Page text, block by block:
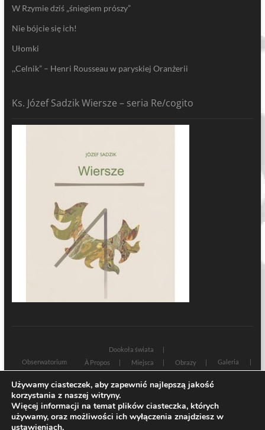
W Rzymie dziś „śniegiem prószy”
Nie bójcie się ich!
Ułomki
,,Celnik” – Henri Rousseau w paryskiej Oranżerii
Ks. Józef Sadzik Wiersze – seria Re/cogito
Dookoła świata
Obserwatorium
À Propos Miejsca Obrazy
Galeria
Sacrum profanum
Zamyślenia
Teksty
Rozmowy Świadectwa Na marginesie
| Designed by:Theme Freesia
Używamy ciasteczek, aby zapewnić najlepszą jakość
korzystania z naszej witryny.
Więcej informacji na temat plików ciasteczka, których
używamy, oraz możliwości ich wyłączenia znajdziesz w
ustawieniach.